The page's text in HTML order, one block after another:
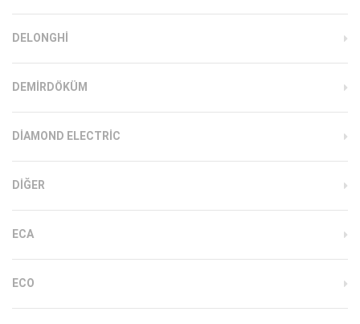
DELONGHI
DEMIRDÖKÜM
DIAMOND ELECTRIC
DIĞER
ECA
ECO